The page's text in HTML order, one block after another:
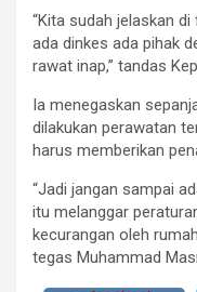
“Kita sudah jelaskan
ada dinkes ada pihak
rawat inap,” tandas
Ia menegaskan
dilakukan perawatan
harus memberikan
“Jadi jangan sampai
itu melanggar
kecurangan oleh
tegas Muhammad